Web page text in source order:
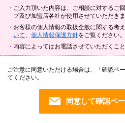
ご入力頂いた内容は、ご相談に対するご
プ及び加盟店各社が使用させていただきま
お客様の個人情報の取扱全般に関する考え
いて
個人情報保護方針をご覧ください。
内容によってはお電話させていただくこと
ご注意に同意いただける場合は、「確認ペ
てください。